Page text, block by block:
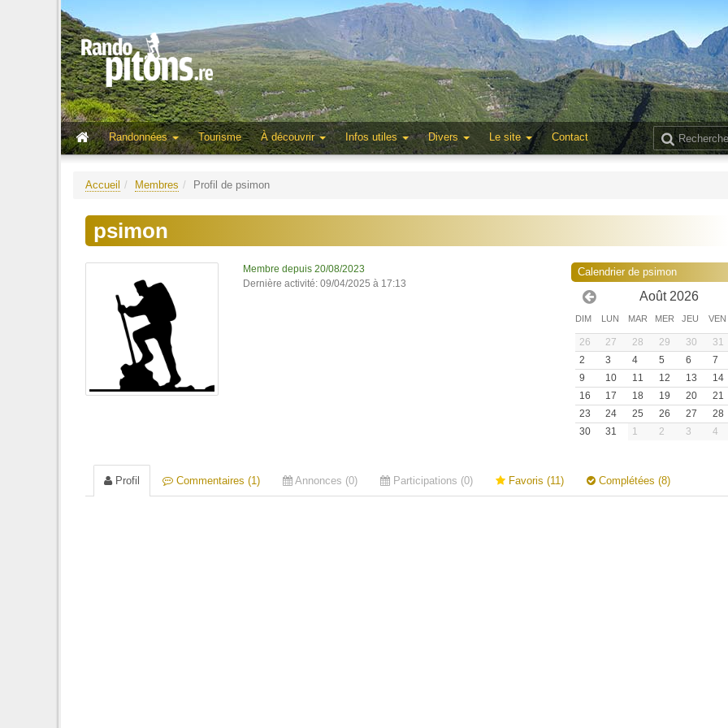
Randonnées
Tourisme À découvrir Infos utiles Divers Le site Contact
Accueil Membres Profil de psimon
psimon
Membre depuis 20/08/2023
Dernière activité: 09/04/2025 à 17:13
Calendrier de psimon
Août 2026
DIM LUN MAR MER JEU VEN
26 27 28 29 30 31
2
3 4 5 6 7
9
10 11 12 13 14
16
17 18 19 20 21
23
24 25 26 27 28
30
31 1 2 3 4
Profil Commentaires (1) Annonces (0) Participations (0) Favoris (11) Complétées (8)